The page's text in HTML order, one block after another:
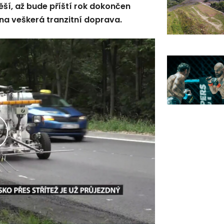
až bude příští rok dokončen
veškerá tranzitní doprava.